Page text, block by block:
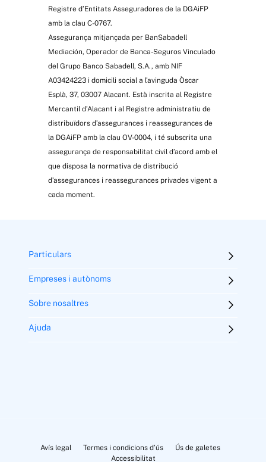
Registre d’Entitats Asseguradores de la DGAiFP
amb la clau C-0767.
Assegurança mitjançada per BanSabadell
Mediación, Operador de Banca-Seguros Vinculado
del Grupo Banco Sabadell, S.A., amb NIF
A03424223 i domicili social a l’avinguda Òscar
Esplà, 37, 03007 Alacant. Està inscrita al Registre
Mercantil d’Alacant i al Registre administratiu de
distribuïdors d’assegurances i reassegurances de
la DGAiFP amb la clau OV-0004, i té subscrita una
assegurança de responsabilitat civil d’acord amb el
que disposa la normativa de distribució
d’assegurances i reassegurances privades vigent a
cada moment.
Particulars
Empreses i autònoms
Sobre nosaltres
Ajuda
Avís legal Termes i condicions d’ús
Ús de galetes
Accessibilitat